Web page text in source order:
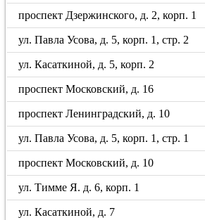
проспект Дзержинского, д. 2, корп. 1
ул. Павла Усова, д. 5, корп. 1, стр. 2
ул. Касаткиной, д. 5, корп. 2
проспект Московский, д. 16
проспект Ленинградский, д. 10
ул. Павла Усова, д. 5, корп. 1, стр. 1
проспект Московский, д. 10
ул. Тимме Я. д. 6, корп. 1
ул. Касаткиной, д. 7